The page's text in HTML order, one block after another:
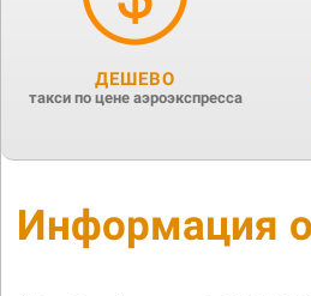
ДЕШЕВО
такси по цене аэроэкспресса
Информация